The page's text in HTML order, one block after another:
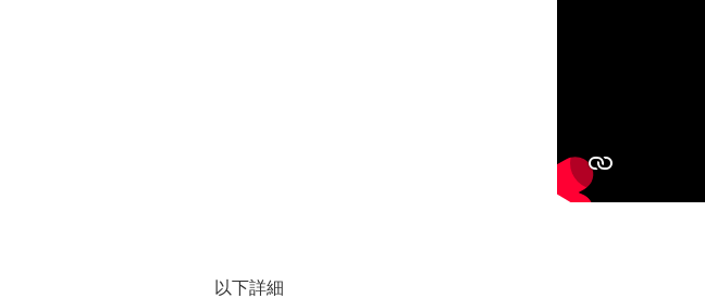
以下詳細